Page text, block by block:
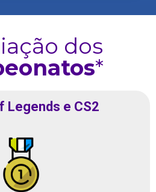
dos
*
Legends e CS2